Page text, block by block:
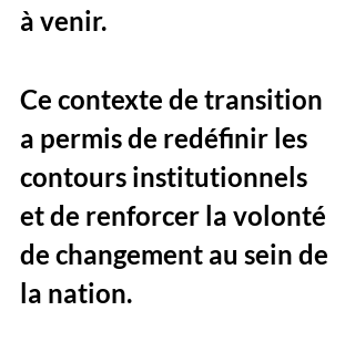
à venir.
Ce contexte de transition
a permis de redéfinir les
contours institutionnels
et de renforcer la volonté
de changement au sein de
la nation.